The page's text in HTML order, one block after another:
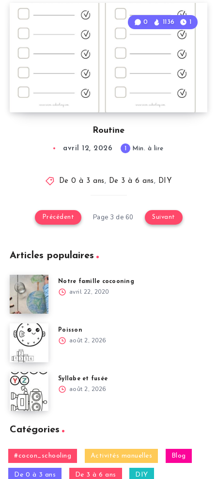
Routine
0 1136 1
avril 12, 2026 1 Min. à lire
De 0 à 3 ans, De 3 à 6 ans, DIY
Précédent Page 3 de 60 Suivant
Articles populaires
Notre famille cocooning
avril 22, 2020
Poisson
août 2, 2026
Syllabe et fusée
août 2, 2026
Catégories
#cocon_schooling Activités manuelles Blog
De 0 à 3 ans De 3 à 6 ans DIY